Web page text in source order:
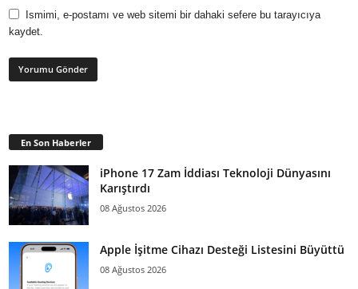
Ismimi, e-postamı ve web sitemi bir dahaki sefere bu tarayıcıya
kaydet.
En Son Haberler
iPhone 17 Zam İddiası Teknoloji Dünyasını
Karıştırdı
08 Ağustos 2026
Apple İşitme Cihazı Desteği Listesini Büyüttü
08 Ağustos 2026